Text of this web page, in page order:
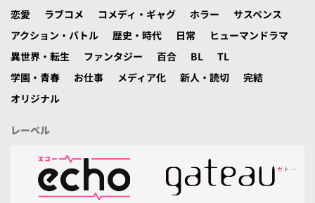
恋愛
ラブコメ コメディ・ギャグ ホラー
サスペンス
アクション・バトル
歴史・時代 日常
ヒューマンドラマ
異世界・転生
ファンタジー 百合 BL
TL
学園・青春
お仕事 メディア化 新人・読切
完結
オリジナル
レーベル